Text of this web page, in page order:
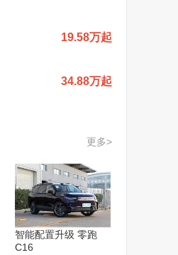
19.58万起
34.88万起
更多>
智能配置升级 零跑
C16